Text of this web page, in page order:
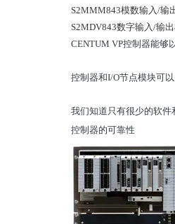
S2MMM843模数输入/输
S2MDV843数字输入/输
CENTUM VP控制器能够
控制器和I/O节点模块可
我们知道只有很少的软件
控制器的可靠性